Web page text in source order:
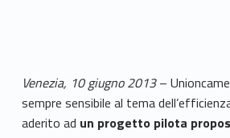
Venezia, 10 giugno 2013–
sempre sensibile al tema
aderito ad un progetto pilota